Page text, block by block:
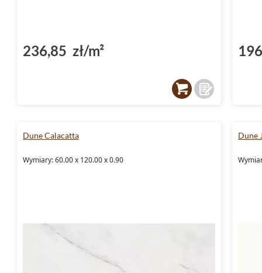
236,85 zł/m²
Dune Calacatta
Wymiary: 60.00 x 120.00 x 0.90
Dune